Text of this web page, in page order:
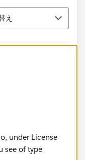
え
under License
see of type